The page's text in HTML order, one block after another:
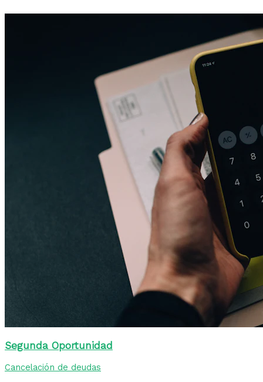
Segunda Oportunidad
Cancelación de deudas